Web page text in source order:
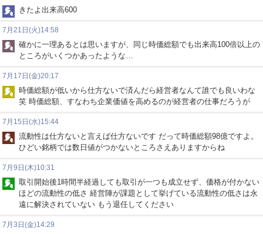
きたよ出来高600
7月21日(火)14:58
確かに一理あるとは思いますが、同じ時価総額でも出来高100倍以上の
ところがいくつかあったような…
7月17日(金)20:17
時価総額が低いから仕方ないで済んだら経営者なんて誰でも良いわな
笑 時価総額、すなわち企業価値を高めるのが経営者の仕事だろうが
7月15日(水)15:44
流動性は仕方ないと言えば仕方ないです だって時価総額98億ですよ。
ひどい銘柄では数日値がつかないところさえありますからね
7月9日(木)10:31
取引開始後1時間半経過しても取引が一つも成立せず、価格が付かない
ほどの流動性の低さ 経営陣が課題として挙げている流動性の低さは永
遠に解決されていない もう退任してください
7月3日(金)14:29